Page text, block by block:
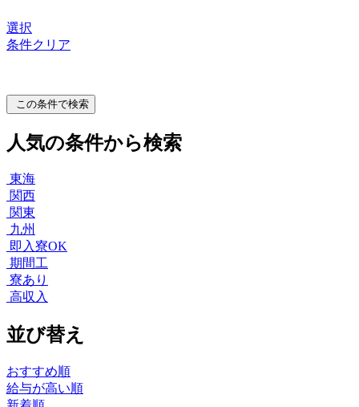
選択
条件クリア
この条件で検索
人気の条件から検索
東海
関西
関東
九州
即入寮OK
期間工
寮あり
高収入
並び替え
おすすめ順
給与が高い順